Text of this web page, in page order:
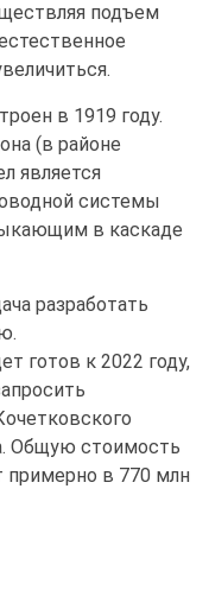
подъем
в 1919 году.
(в районе
является
системы
в каскаде
разработать
готов к 2022 году,
Общую стоимость
примерно в 770 млн